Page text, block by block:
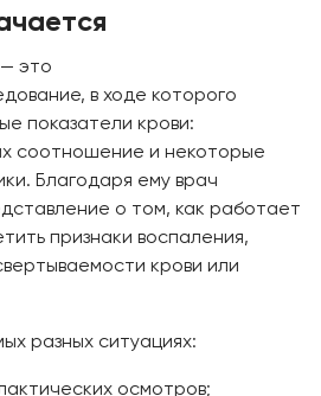
это
в ходе которого
показатели крови:
соотношение и некоторые
Благодаря ему врач
о том, как работает
признаки воспаления,
крови или
разных ситуациях:
осмотров;